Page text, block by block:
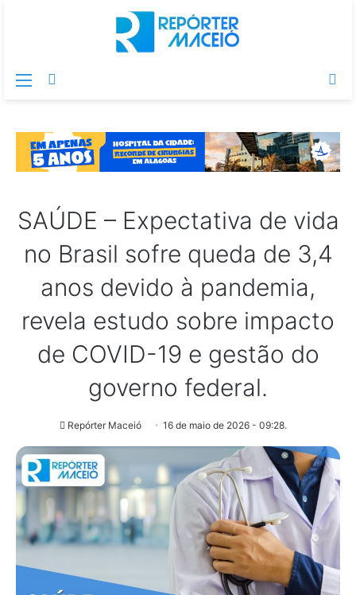
Menu
SAÚDE – Expectativa de vida
no Brasil sofre queda de 3,4
anos devido à pandemia,
revela estudo sobre impacto
de COVID-19 e gestão do
governo federal.
Repórter Maceió 16 de maio de 2026 - 09:28.